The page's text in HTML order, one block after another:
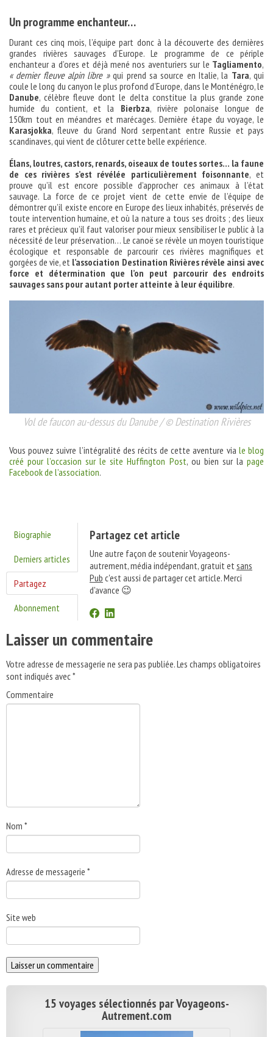
Un programme enchanteur…
Durant ces cinq mois, l’équipe part donc à la découverte des dernières
grandes rivières sauvages d’Europe. Le programme de ce périple
enchanteur a d’ores et déjà mené nos aventuriers sur le Tagliamento,
« dernier fleuve alpin libre »qui prend sa source en Italie, la Tara, qui
coule le long du canyon le plus profond d’Europe, dans le Monténégro, le
Danube, célèbre fleuve dont le delta constitue la plus grande zone
humide du contient, et la Bierbza, rivière polonaise longue de
150km tout en méandres et marécages. Dernière étape du voyage, le
Karasjokka, fleuve du Grand Nord serpentant entre Russie et pays
scandinaves, qui vient de clôturer cette belle expérience.
Élans, loutres, castors, renards, oiseaux de toutes sortes… la faune
de ces rivières s’est révélée particulièrement foisonnante, et
prouve qu’il est encore possible d’approcher ces animaux à l’état
sauvage. La force de ce projet vient de cette envie de l’équipe de
démontrer qu’il existe encore en Europe des lieux inhabités, préservés de
toute intervention humaine, et où la nature a tous ses droits ; des lieux
rares et précieux qu’il faut valoriser pour mieux sensibiliser le public à la
nécessité de leur préservation… Le canoë se révèle un moyen touristique
écologique et responsable de parcourir ces rivières magnifiques et
gorgées de vie, et l’association Destination Rivières révèle ainsi avec
force et détermination que l’on peut parcourir des endroits
sauvages sans pour autant porter atteinte à leur équilibre.
Vol de faucon au-dessus du Danube / © Destination Rivières
Vous pouvez suivre l’intégralité des récits de cette aventure via le blog
créé pour l’occasion sur le site Huffington Post, ou bien sur lapage
Facebook de l’association.
Biographie
Derniers articles
Partagez
Abonnement
Partagez cet article
Une autre façon de soutenir Voyageons-
autrement, média indépendant, gratuit etsans
Pub c'est aussi de partager cet article. Merci
d'avance 😉
Laisser un commentaire
Votre adresse de messagerie ne sera pas publiée.Les champs obligatoires
sont indiqués avec*
Commentaire
Nom *
Adresse de messagerie *
Site web
15 voyages sélectionnés par Voyageons-
Autrement.com